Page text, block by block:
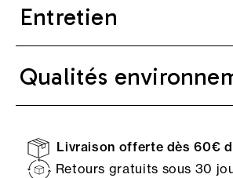
Entretien
Qualités
Livraison offerte dès 60€
Retours gratuits sous 30